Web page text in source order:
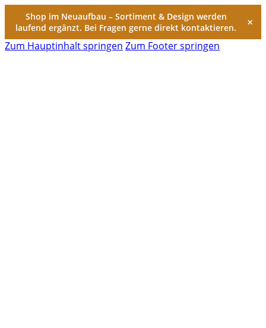
Shop im Neuaufbau – Sortiment & Design werden
laufend ergänzt. Bei Fragen gerne direkt kontaktieren.
×
Zum Hauptinhalt springen Zum Footer springen